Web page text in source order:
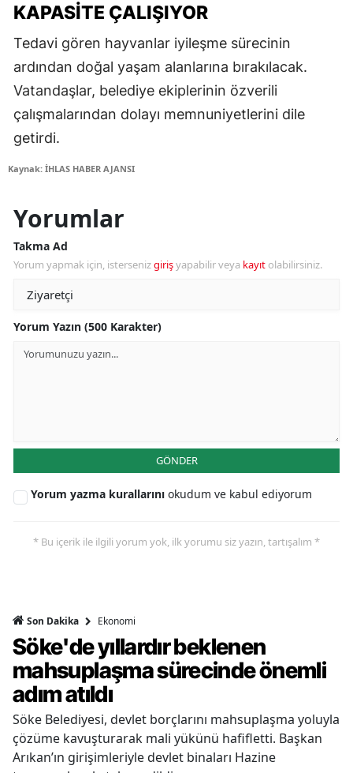
KAPASITE ÇALIŞIYOR
Tedavi gören hayvanlar iyileşme sürecinin
ardından doğal yaşam alanlarına bırakılacak.
Vatandaşlar, belediye ekiplerinin özverili
çalışmalarından dolayı memnuniyetlerini dile
getirdi.
Kaynak: İHLAS HABER AJANSI
Yorumlar
Takma Ad
Yorum yapmak için, istersenizgirişyapabilir veya kayıt olabilirsiniz.
Yorum Yazın (500 Karakter)
GÖNDER
Yorum yazma kurallarını okudum ve kabul ediyorum
* Bu içerik ile ilgili yorum yok, ilk yorumu siz yazın, tartışalım *
Son Dakika Ekonomi
Söke'de yıllardır beklenen
mahsuplaşma sürecinde önemli
adım atıldı
Söke Belediyesi, devlet borçlarını mahsuplaşma yoluyla
çözüme kavuşturarak mali yükünü hafifletti. Başkan
Arıkan’ın girişimleriyle devlet binaları Hazine